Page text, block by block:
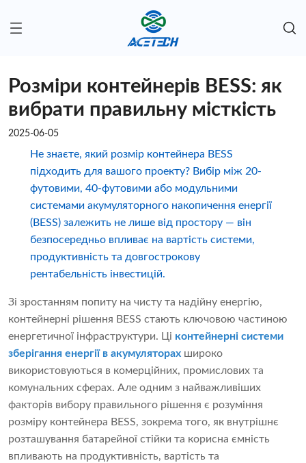
Розміри контейнерів BESS: як
вибрати правильну місткість
2025-06-05
Не знаєте, який розмір контейнера BESS
підходить для вашого проекту? Вибір між 20-
футовими, 40-футовими або модульними
системами акумуляторного накопичення енергії
(BESS) залежить не лише від простору — він
безпосередньо впливає на вартість системи,
продуктивність та довгострокову
рентабельність інвестицій.
Зі зростанням попиту на чисту та надійну енергію,
контейнерні рішення BESS стають ключовою частиною
енергетичної інфраструктури. Ці контейнерні системи
зберігання енергії в акумуляторах широко
використовуються в комерційних, промислових та
комунальних сферах. Але одним з найважливіших
факторів вибору правильного рішення є розуміння
розміру контейнера BESS, зокрема того, як внутрішнє
розташування батарейної стійки та корисна ємність
впливають на продуктивність, вартість та